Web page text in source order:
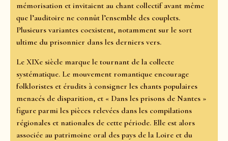
mémorisation et invitaient au chant collectif avant même
que l’auditoire ne connût l’ensemble des couplets.
Plusieurs variantes coexistent, notamment sur le sort
ultime du prisonnier dans les derniers vers.
Le XIXe siècle marque le tournant de la collecte
systématique. Le mouvement romantique encourage
folkloristes et érudits à consigner les chants populaires
menacés de disparition, et « Dans les prisons de Nantes »
figure parmi les pièces relevées dans les compilations
régionales et nationales de cette période. Elle est alors
associée au patrimoine oral des pays de la Loire et du